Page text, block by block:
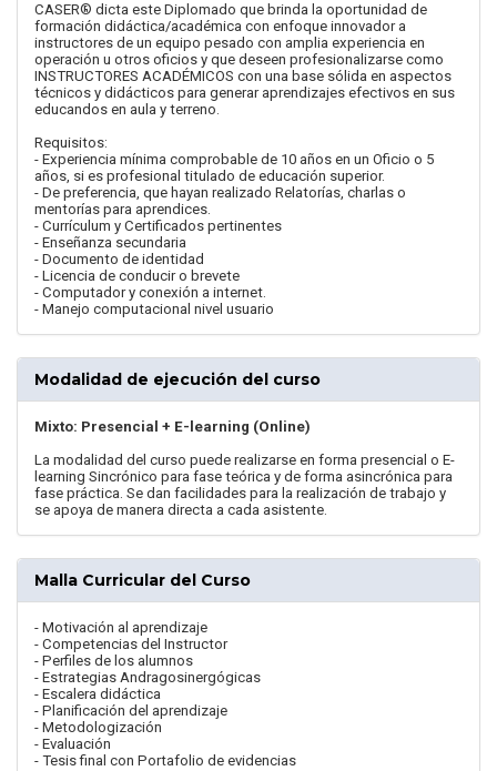
CASER® dicta este Diplomado que brinda la oportunidad de
formación didáctica/académica con enfoque innovador a
instructores de un equipo pesado con amplia experiencia en
operación u otros oficios y que deseen profesionalizarse como
INSTRUCTORES ACADÉMICOS con una base sólida en aspectos
técnicos y didácticos para generar aprendizajes efectivos en sus
educandos en aula y terreno.
Requisitos:
- Experiencia mínima comprobable de 10 años en un Oficio o 5
años, si es profesional titulado de educación superior.
- De preferencia, que hayan realizado Relatorías, charlas o
mentorías para aprendices.
- Currículum y Certificados pertinentes
- Enseñanza secundaria
- Documento de identidad
- Licencia de conducir o brevete
- Computador y conexión a internet.
- Manejo computacional nivel usuario
Modalidad de ejecución del curso
Mixto: Presencial + E-learning (Online)
La modalidad del curso puede realizarse en forma presencial o E-
learning Sincrónico para fase teórica y de forma asincrónica para
fase práctica. Se dan facilidades para la realización de trabajo y
se apoya de manera directa a cada asistente.
Malla Curricular del Curso
- Motivación al aprendizaje
- Competencias del Instructor
- Perfiles de los alumnos
- Estrategias Andragosinergógicas
- Escalera didáctica
- Planificación del aprendizaje
- Metodologización
- Evaluación
- Tesis final con Portafolio de evidencias